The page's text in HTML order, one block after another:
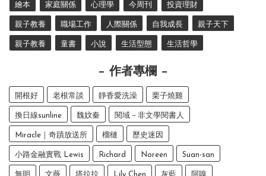
繪本 家庭關係 心理學 今周刊 投資理財
親子教養 職場工作 人際關係 自我成長 親子天下
親子教養 童書 小說 生活型態 生活哲學
作者專欄
開根好 老根常談 靜香愛洗澡 栗子燒雞
換日線sunline 魏妏秦 閱域－非文學閱書人
Miracle｜奇蹟放送所 榴槤 歷史迷因
小路金融實戰 Lewis Richard Noreen Suan-san